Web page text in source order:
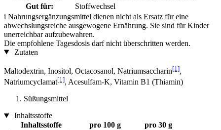
Gut für:
Stoffwechsel
i Nahrungsergänzungsmittel dienen nicht als Ersatz für eine
abwechslungsreiche ausgewogene Ernährung. Sie sind für Kinder
unerreichbar aufzubewahren.
Die empfohlene Tagesdosis darf nicht überschritten werden.
Zutaten
Maltodextrin, Inositol, Octacosanol, Natriumsaccharin[1],
Natriumcyclamat[1], Acesulfam-K, Vitamin B1 (Thiamin)
Süßungsmittel
Inhaltsstoffe
Inhaltsstoffe
pro 100 g
pro 30 g